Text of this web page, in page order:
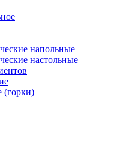
напольные
настольные
(горки)